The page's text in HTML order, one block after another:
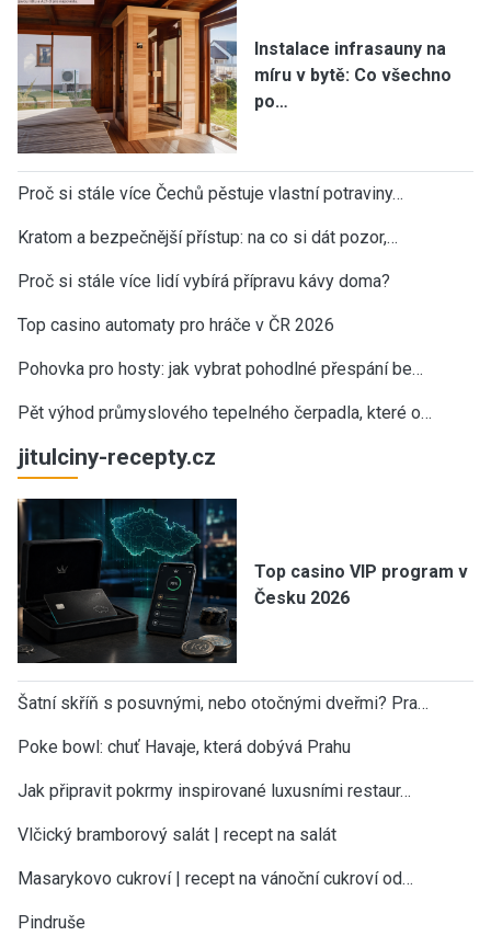
Instalace infrasauny na
míru v bytě: Co všechno
po…
Proč si stále více Čechů pěstuje vlastní potraviny…
Kratom a bezpečnější přístup: na co si dát pozor,…
Proč si stále více lidí vybírá přípravu kávy doma?
Top casino automaty pro hráče v ČR 2026
Pohovka pro hosty: jak vybrat pohodlné přespání be…
Pět výhod průmyslového tepelného čerpadla, které o…
jitulciny-recepty.cz
Top casino VIP program v
Česku 2026
Šatní skříň s posuvnými, nebo otočnými dveřmi? Pra…
Poke bowl: chuť Havaje, která dobývá Prahu
Jak připravit pokrmy inspirované luxusními restaur…
Vlčický bramborový salát | recept na salát
Masarykovo cukroví | recept na vánoční cukroví od…
Pindruše